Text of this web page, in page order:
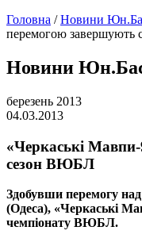
Головна /Новини
перемогою
Новини
березень 2013
04.03.2013
«Черкаські
сезон ВЮБЛ
Здобувши перемогу
(Одеса), «Черкаські
чемпіонату ВЮБЛ.